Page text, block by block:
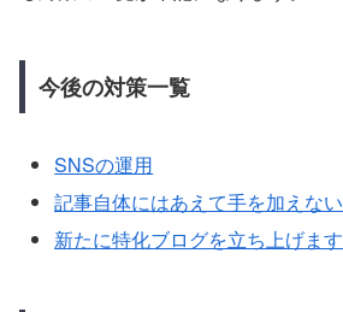
今後の対策一覧
SNSの運用
記事自体にはあえて手を加えない
新たに特化ブログを立ち上げます